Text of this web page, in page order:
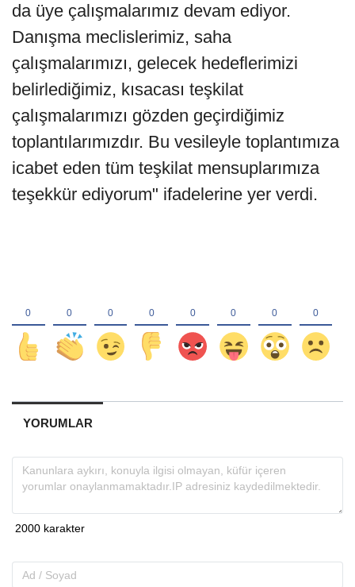
da üye çalışmalarımız devam ediyor.
Danışma meclislerimiz, saha
çalışmalarımızı, gelecek hedeflerimizi
belirlediğimiz, kısacası teşkilat
çalışmalarımızı gözden geçirdiğimiz
toplantılarımızdır. Bu vesileyle toplantımıza
icabet eden tüm teşkilat mensuplarımıza
teşekkür ediyorum" ifadelerine yer verdi.
YORUMLAR